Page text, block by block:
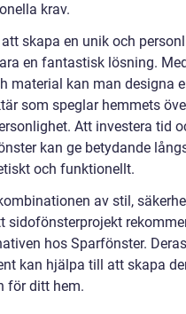
krav.
skapa en unik och
en fantastisk lösning.
material kan man designa
som speglar hemmets
Att investera tid
kan ge betydande
och funktionellt.
av stil,
sidofönsterprojekt
hos Sparfönster.
kan hjälpa till att skapa
för ditt hem.